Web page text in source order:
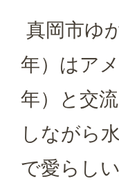
真岡市ゆ
年）はア
年）と交
しながら
で愛らし